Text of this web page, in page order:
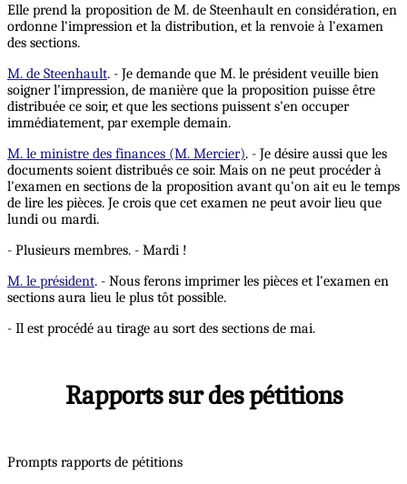
Elle prend la proposition de M. de Steenhault en considération, en
ordonne l'impression et la distribution, et la renvoie à l'examen
des sections.
M. de Steenhault. - Je demande que M. le président veuille bien
soigner l'impression, de manière que la proposition puisse être
distribuée ce soir, et que les sections puissent s'en occuper
immédiatement, par exemple demain.
M. le ministre des finances (M. Mercier). - Je désire aussi que les
documents soient distribués ce soir. Mais on ne peut procéder à
l'examen en sections de la proposition avant qu'on ait eu le temps
de lire les pièces. Je crois que cet examen ne peut avoir lieu que
lundi ou mardi.
- Plusieurs membres. - Mardi !
M. le président. - Nous ferons imprimer les pièces et l'examen en
sections aura lieu le plus tôt possible.
- Il est procédé au tirage au sort des sections de mai.
Rapports sur des pétitions
Prompts rapports de pétitions